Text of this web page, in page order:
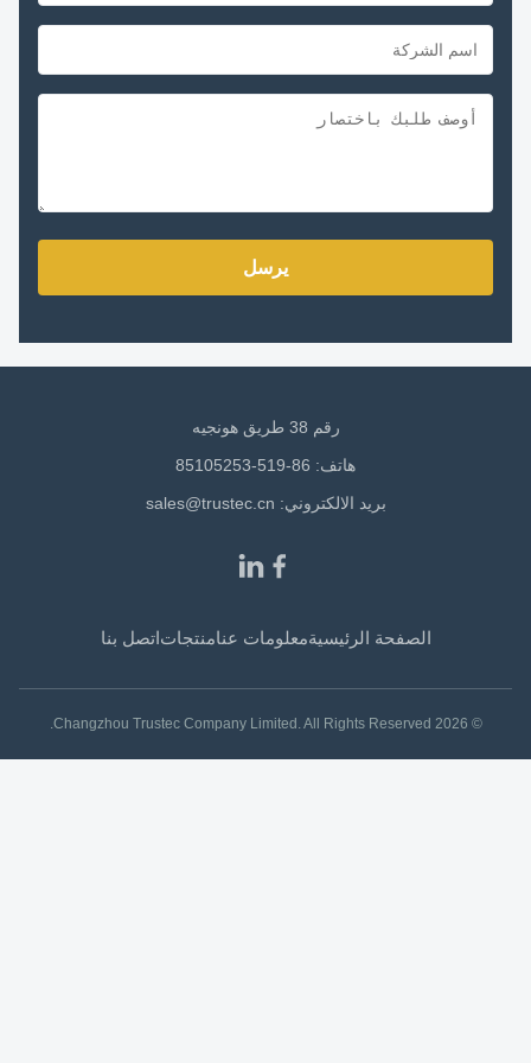
يرسل
هاتف: 86-519-85105253
بريد الالكتروني: sales@trustec.cn
الصفحة الرئيسيةمعلومات عنامنتجاتاتصل بنا